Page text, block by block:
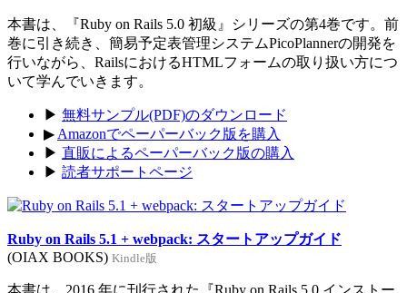
本書は、『Ruby on Rails 5.0 初級』シリーズの第4巻です。前
巻に引き続き、簡易予定表管理システムPicoPlannerの開発を
行いながら、RailsにおけるHTMLフォームの取り扱い方につ
いて学んでいきます。
▶ 無料サンプル(PDF)のダウンロード
▶ Amazonでペーパーバック版を購入
▶ 直販によるペーパーバック版の購入
▶ 読者サポートページ
Ruby on Rails 5.1 + webpack: スタートアップガイド
(OIAX BOOKS) Kindle版
本書は、2016 年に刊行された『Ruby on Rails 5.0 インストー